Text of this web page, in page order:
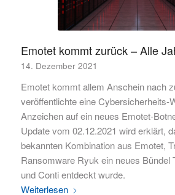
Emotet kommt zurück – Alle
14. Dezember 2021
Emotet kommt allem Anschein nach
veröffentlichte eine Cybersicherheits-
Anzeichen auf ein neues Emotet-
Update vom 02.12.2021 wird erklärt,
bekannten Kombination aus Emotet,
Ransomware Ryuk ein neues Bündel
und Conti entdeckt wurde.
Weiterlesen